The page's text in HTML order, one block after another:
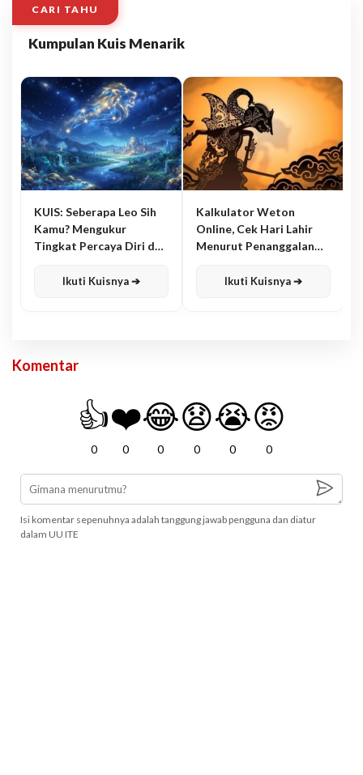
CARI TAHU
Kumpulan Kuis Menarik
KUIS: Seberapa Leo Sih
Kamu? Mengukur
Tingkat Percaya Diri dan
Ikuti Kuisnya ➔
Kalkulator Weton
Online, Cek Hari Lahir
Menurut Penanggalan
Ikuti Kuisnya ➔
Komentar
👍
0
❤️
0
😂
0
😧
0
😭
0
😡
0
Isi komentar sepenuhnya adalah tanggung jawab pengguna dan diatur
dalam UU ITE